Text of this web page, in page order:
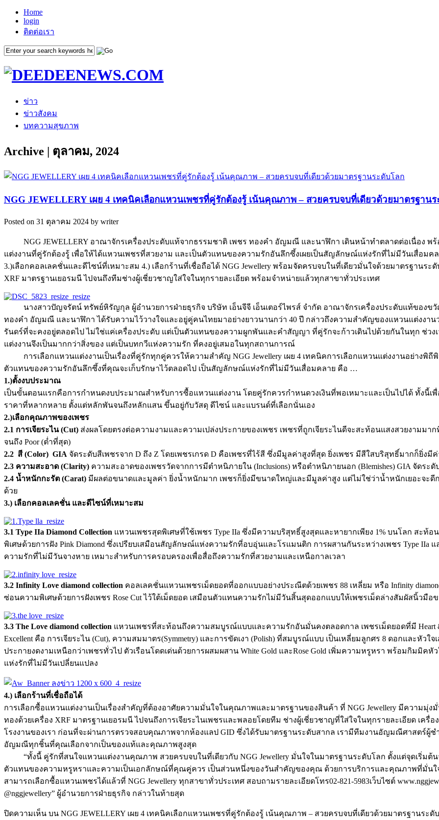
Home
login
ติดต่อเรา
ข่าว
ข่าวสังคม
บทความสุขภาพ
Archive | ตุลาคม, 2024
NGG JEWELLERY เผย 4 เทคนิคเลือกแหวนเพชรที่คู่รักต้องรู้ เน้นคุณภาพ – สวยครบจบที่เดียวด้วยมาตรฐานร
Posted on 31 ตุลาคม 2024 by writer
NGG JEWELLERY อาณาจักรเครื่องประดับแท้จากธรรมชาติ เพชร ทองคำ อัญมณี และนาฬิกา เดินหน้าทำตลาดต่อเนื่อง พ
แต่งงานที่คู่รักต้องรู้ เพื่อให้ได้แหวนเพชรที่สวยงาม และเป็นตัวแทนของความรักอันลึกซึ้งเผยเป็นสัญลักษณ์แห่งรักที่ไม่มีวันเสื่อม
3.)เลือกคอลเลคชั่นและดีไซน์ที่เหมาะสม 4.) เลือกร้านที่เชื่อถือได้ NGG Jewellery พร้อมจัดครบจบในที่เดียวมั่นใจด้วยมาตรฐานร
XRF มาตรฐานเยอรมนี ไปจนถึงทีมช่างผู้เชี่ยวชาญใส่ใจในทุกรายละเอียด พร้อมจำหน่ายแล้วทุกสาขาทั่วประเทศ
นางสาวปัญจรัตน์ ทรัพย์หิรัญกุล ผู้อำนวยการฝ่ายธุรกิจ บริษัท เอ็นจีจี เอ็นเตอร์ไพรส์ จำกัด อาณาจักรเครื่องประดับแท้ของ
ทองคำ อัญมณี และนาฬิกา ได้รับความไว้วางใจและอยู่คู่คนไทยมาอย่างยาวนานกว่า 40 ปี กล่าวถึงความสำคัญของแหวนแต่งง
รันดร์ที่จะคงอยู่ตลอดไป ไม่ใช่แค่เครื่องประดับ แต่เป็นตัวแทนของความผูกพันและคำสัญญา ที่คู่รักจะก้าวเดินไปด้วยกันในทุก ช่ว
แต่งงานจึงเป็นมากกว่าสิ่งของ แต่เป็นบทกวีแห่งความรัก ที่คงอยู่เสมอในทุกสถานการณ์
การเลือกแหวนแต่งงานเป็นเรื่องที่คู่รักทุกคู่ควรให้ความสำคัญ NGG Jewellery เผย 4 เทคนิคการเลือกแหวนแต่งงานอย่างพิ
ตัวแทนของความรักอันลึกซึ้งที่คุณจะเก็บรักษาไว้ตลอดไป เป็นสัญลักษณ์แห่งรักที่ไม่มีวันเสื่อมคลาย คือ …
1.)ตั้งงบประมาณ
เป็นขั้นตอนแรกคือการกำหนดงบประมาณสำหรับการซื้อแหวนแต่งงาน โดยคู่รักควรกำหนดวงเงินที่พอเหมาะและเป็นไปได้ ทั้งนี้เ
ราคาที่หลากหลาย ตั้งแต่หลักพันจนถึงหลักแสน ขึ้นอยู่กับวัสดุ ดีไซน์ และแบรนด์ที่เลือกนั่นเอง
2.)เลือกคุณภาพของเพชร
2.1 การเจียระไน (Cut) ส่งผลโดยตรงต่อความงามและความเปล่งประกายของเพชร เพชรที่ถูกเจียระไนดีจะสะท้อนแสงสวยงามมาก
จนถึง Poor (ต่ำที่สุด)
2.2 สี (Color) GIA จัดระดับสีเพชรจาก D ถึง Z โดยเพชรเกรด D คือเพชรที่ไร้สี ซึ่งมีมูลค่าสูงที่สุด ยิ่งเพชร มีสีใสบริสุทธิ์มากก็ยิ่งมีค่
2.3 ความสะอาด (Clarity) ความสะอาดของเพชรวัดจากการมีตำหนิภายใน (Inclusions) หรือตำหนิภายนอก (Blemishes) GIA จัดร
2.4 น้ำหนักกะรัต (Carat) มีผลต่อขนาดและมูลค่า ยิ่งน้ำหนักมาก เพชรก็ยิ่งมีขนาดใหญ่และมีมูลค่าสูง แต่ไม่ใช่ว่าน้ำหนักเยอะจะดี
ด้วย
3.) เลือกคอลเลคชั่น และดีไซน์ที่เหมาะสม
3.1 Type IIa Diamond Collection แหวนเพชรสุดพิเศษที่ใช้เพชร Type IIa ซึ่งมีความบริสุทธิ์สูงสุดและหายากเพียง 1% บนโลก สะ
พิเศษด้วยการฝัง Pink Diamond ซึ่งเปรียบเสมือนสัญลักษณ์แห่งความรักที่อบอุ่นและโรแมนติก การผสานกันระหว่างเพชร Type IIa
ความรักที่ไม่มีวันจางหาย เหมาะสำหรับการครอบครองเพื่อสื่อถึงความรักที่สวยงามและเหนือกาลเวลา
3.2 Infinity Love diamond collection คอลเลคชั่นแหวนเพชรเม็ดยอดที่ออกแบบอย่างประณีตด้วยเพชร 88 เหลี่ยม หรือ Infinity
ซ่อนความพิเศษด้วยการฝังเพชร Rose Cut ไว้ใต้เม็ดยอด เสมือนตัวแทนความรักไม่มีวันสิ้นสุดออกแบบให้เพชรเม็ดล่างสัมผัสนิ้วมื
3.3 The Love diamond collection แหวนเพชรที่สะท้อนถึงความสมบูรณ์แบบและความรักอันมั่นคงตลอดกาล เพชรเม็ดยอดที่มี Heart
Excellent คือ การเจียระไน (Cut), ความสมมาตร(Symmetry) และการขัดเงา (Polish) ที่สมบูรณ์แบบ เป็นเหลี่ยมลูกศร 8 ดอกและหัว
ประกายงดงามเหนือกว่าเพชรทั่วไป ตัวเรือนโดดเด่นด้วยการผสมผสาน White Gold และRose Gold เพิ่มความหรูหรา พร้อมกิม
แห่งรักที่ไม่มีวันเปลี่ยนแปลง
4.) เลือกร้านที่เชื่อถือได้
การเลือกซื้อแหวนแต่งงานเป็นเรื่องสำคัญที่ต้องอาศัยความมั่นใจในคุณภาพและมาตรฐานของสินค้า ที่ NGG Jewellery มีความ
ทองด้วยเครื่อง XRF มาตรฐานเยอรมนี ไปจนถึงการเจียระไนเพชรและพลอยโดยทีม ช่างผู้เชี่ยวชาญที่ใส่ใจในทุกรายละเอียด เ
โรงงานของเรา ก่อนที่จะผ่านการตรวจสอบคุณภาพจากห้องแลป GID ซึ่งได้รับมาตรฐานระดับสากล เรามีทีมงานอัญมณีศาสตร์
อัญมณีทุกชิ้นที่คุณเลือกจากเป็นของแท้และคุณภาพสูงสุด
“ทั้งนี้ คู่รักที่สนใจแหวนแต่งงานคุณภาพ สวยครบจบในที่เดียวกับ NGG Jewellery มั่นใจในมาตรฐานระดับโลก ตั้งแต่จุดเริ่ม
ตัวแทนของความหรูหราและความเป็นเอกลักษณ์ที่คุณคู่ควร เป็นส่วนหนึ่งของวันสำคัญของคุณ ด้วยการบริการและคุณภาพที่มั่นใจ
สามารถเลือกซื้อแหวนเพชรได้แล้วที่ NGG Jewellery ทุกสาขาทั่วประเทศ สอบถามรายละเอียดโทร02-821-5983เว็บไซต์
@nggjewellery” ผู้อำนวยการฝ่ายธุรกิจ กล่าวในท้ายสุด
ปิดความเห็น บน NGG JEWELLERY เผย 4 เทคนิคเลือกแหวนเพชรที่คู่รักต้องรู้ เน้นคุณภาพ – สวยครบจบที่เดียวด้วยมาตรฐานระดั